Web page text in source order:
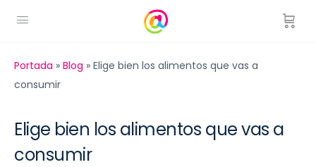
Portada » Blog » Elige bien los alimentos que vas a
consumir
Elige bien los alimentos que vas a
consumir